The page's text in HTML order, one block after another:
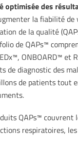
optimisée des
la fiabilité
de la qualité
de QAPs™
ONBOARD™
de diagnostic des
de patients tout
QAPs™
respiratoires,